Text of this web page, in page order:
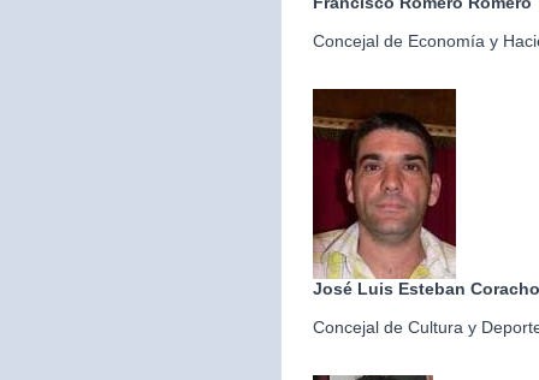
Concejal de Economía y
José Luis Esteban Coracho
Concejal de Cultura y